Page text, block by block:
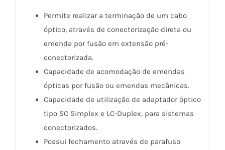
Permite realizar a terminação de um cabo
óptico, através de conectorização direta ou
emenda por fusão em extensão pré-
conectorizada.
Capacidade de acomodação de emendas
ópticas por fusão ou emendas mecânicas.
Capacidade de utilização de adaptador óptico
tipo SC Simplex e LC-Duplex, para sistemas
conectorizados.
Possui fechamento através de parafuso